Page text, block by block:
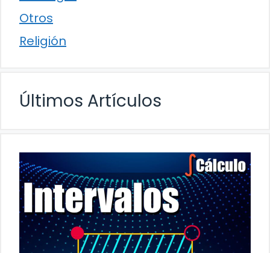
Otros
Religión
Últimos Artículos